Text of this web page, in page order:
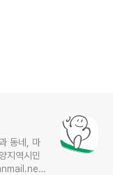
동네, 마